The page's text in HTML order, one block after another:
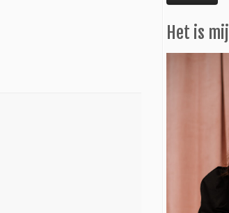
Het is mij